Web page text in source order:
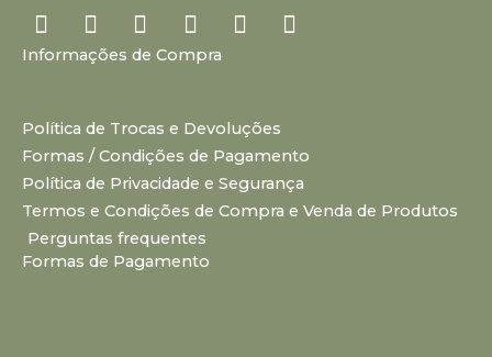
I
n
s
g
r
a
m
Y
o
u
b
e
P
i
n
r
e
s
t
F
a
c
o
o
k
T
i
k
T
u
Informações de Compra
Política de Trocas e Devoluções
Formas / Condições de Pagamento
Política de Privacidade e Segurança
Termos e Condições de Compra e Venda de Produtos
Perguntas frequentes
Formas de Pagamento